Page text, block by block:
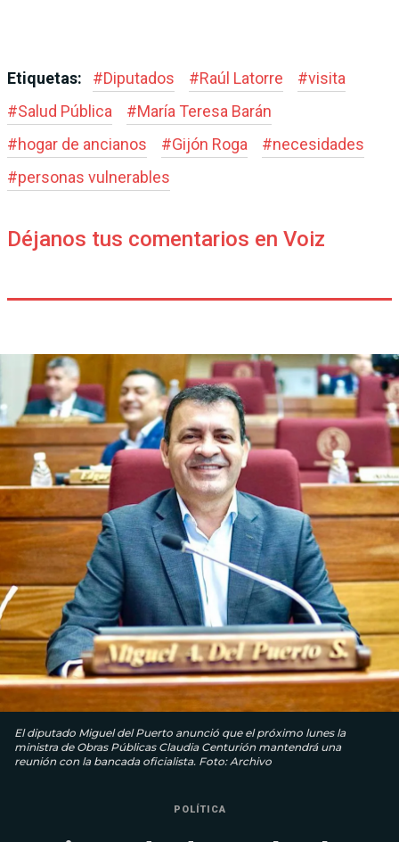
Etiquetas: #Diputados #Raúl Latorre #visita
#Salud Pública #María Teresa Barán
#hogar de ancianos #Gijón Roga #necesidades
#personas vulnerables
Déjanos tus comentarios en Voiz
El diputado Miguel del Puerto anunció que el próximo lunes la
ministra de Obras Públicas Claudia Centurión mantendrá una
reunión con la bancada oficialista. Foto: Archivo
POLÍTICA